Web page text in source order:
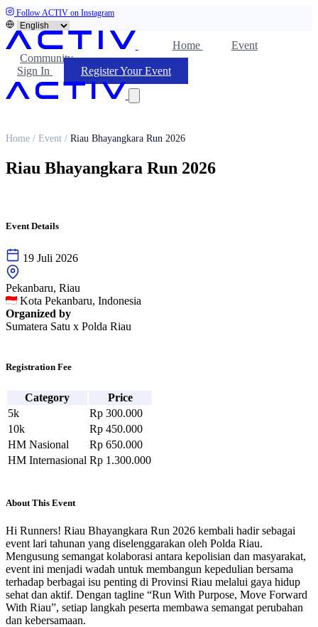
Follow ACTIV on Instagram
Home
Event
Community
Sign In
Register Your Event
Home / Event / Riau Bhayangkara Run 2026
Riau Bhayangkara Run 2026
Event Details
19 Juli 2026
Pekanbaru, Riau
Kota Pekanbaru, Indonesia
Organized by
Sumatera Satu x Polda Riau
Registration Fee
Category
Price
5k
Rp 300.000
10k
Rp 450.000
HM Nasional
Rp 650.000
HM Internasional Rp 1.300.000
About This Event
Hi Runners! Riau Bhayangkara Run 2026 kembali hadir sebagai
event lari tahunan yang diselenggarakan oleh Polda Riau.
Mengusung semangat kolaborasi antara kepolisian dan masyarakat,
event ini menjadi wadah untuk membangun kepedulian bersama
terhadap berbagai isu penting di Provinsi Riau melalui gaya hidup
sehat dan aktif. Dengan tagline “Run With Purpose, Move Forward
With Riau”, setiap langkah peserta membawa semangat perubahan
dan kebersamaan.